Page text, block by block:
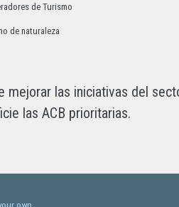
de Turismo
de naturaleza
las iniciativas del
las ACB prioritarias.